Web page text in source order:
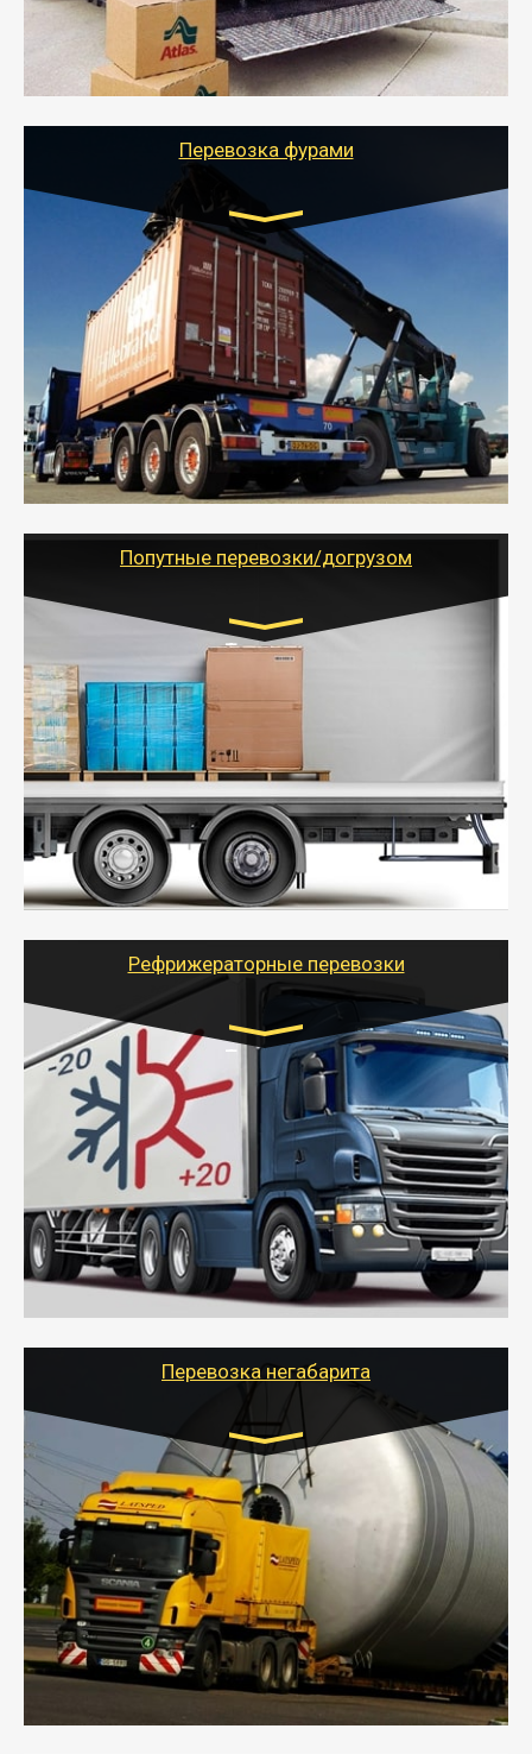
- Тайгер Логистик подберет автотранспорт, быстро и
качественно организует переезд к новому месту
службы или работы с гарантией сохранности груза и
оформлением документов, подтверждающих
Перевозка фурами
Транспорт:
Еврофура Тент от 5 до 10 тонн
грузоподъемность
от 10 000 руб. Возможен догруз
- Доставка фурой до 20 т возможна для больших
объемов грузов, упакованных в коробки, мешки,
паллеты и россыпью в самые отдаленные места
России с гарантией полной сохранности.
- Тайгер Логистик предоставляет услуги по
грузоперевозкам для физических и юридических лиц
Попутные перевозки/догрузом
Транспорт:
Газель (1,5 и 3 тонны), Бычок, Еврофура от 5 до
10 тонн
от 5000 руб. Возможен догруз
- Экономный способ доставить вещи от 200 кг в
другой город - догрузом или попутно. Попутные
грузоперевозки для физлиц, ИП и юрлиц обходятся
дешевле.
- Тайгер Логистик организует доставку
крупногабаритных и личных вещей по нужному
для погрузочно-разгрузочных работ при перевозке.
Рефрижераторные перевозки
Транспорт:
Газель (1,5 и 3 тонны), Бычок, Еврофура от 5 до
10 тонн
от 6000 руб.
- Рефрижераторные перевозки грузов с
соблюдением температурного режима, работающим
термописцем, санитарной обработкой кузова и мед.
книжкой у водителя.
- Тайгер Логистик поможет быстро перевезти
скоропортящиеся продукты в любой город России с
Перевозка негабарита
Цена за км. Рассчитывается
индивидуально
- Перевозка техники и негабаритных грузов
осуществляется после получения разрешения на
перевозку (обычно 7-14 дней).
- Тайгер Логистик в короткие сроки поможет вам
качественно и безопасно перевезти негабаритные
грузы по всей России тралом, манипулятором и
другим транспортом и подобрать оптимальный